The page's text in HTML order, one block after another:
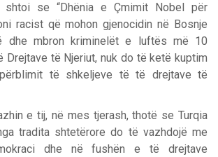
shtoi se “Dhënia e Çmimit Nobel për
racist që mohon gjenocidin në Bosnje
dhe mbron kriminelët e luftës më 10
Drejtave të Njeriut, nuk do të ketë kuptim
të shkeljeve të të drejtave të
e tij, në mes tjerash, thotë se Turqia
tradita shtetërore do të vazhdojë me
dhe në fushën e të drejtave